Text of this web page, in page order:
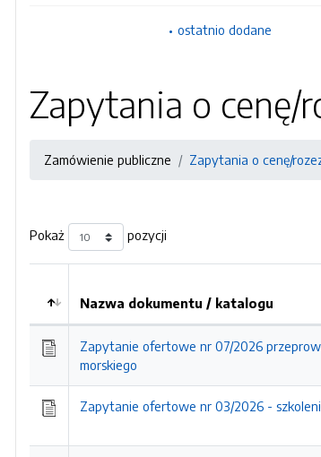
ostatnio dodane
Zapytania o cenę/
Zamówienie publiczne Zapytania o cenę/
Pokaż pozycji
Kolejność
Nazwa dokumentu / katalogu
Zapytanie ofertowe nr 07/2026
morskiego
Zapytanie ofertowe nr 03/2026 -